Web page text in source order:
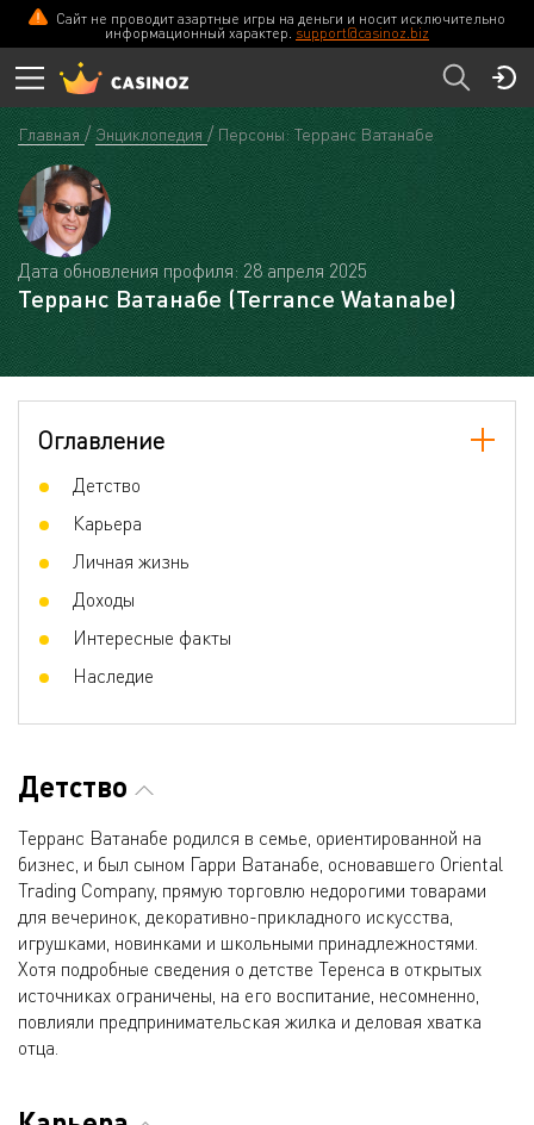
Сайт не проводит азартные игры на деньги и носит исключительно
информационный характер. support@casinoz.biz
Главная Энциклопедия Персоны: Терранс Ватанабе
Дата обновления профиля: 28 апреля 2025
Терранс Ватанабе (Terrance Watanabe)
Оглавление
Детство
Карьера
Личная жизнь
Доходы
Интересные факты
Наследие
Детство
Терранс Ватанабе родился в семье, ориентированной на
бизнес, и был сыном Гарри Ватанабе, основавшего Oriental
Trading Company, прямую торговлю недорогими товарами
для вечеринок, декоративно-прикладного искусства,
игрушками, новинками и школьными принадлежностями.
Хотя подробные сведения о детстве Теренса в открытых
источниках ограничены, на его воспитание, несомненно,
повлияли предпринимательская жилка и деловая хватка
отца.